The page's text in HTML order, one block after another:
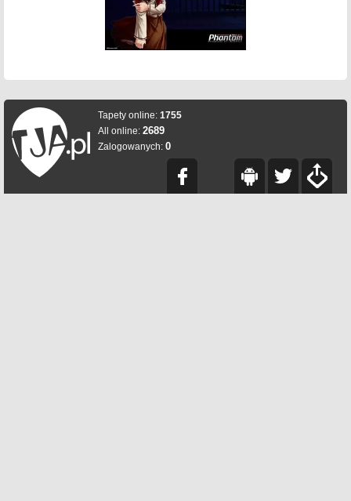
Tapety online: 1755
All online: 2689
Zalogowanych: 0